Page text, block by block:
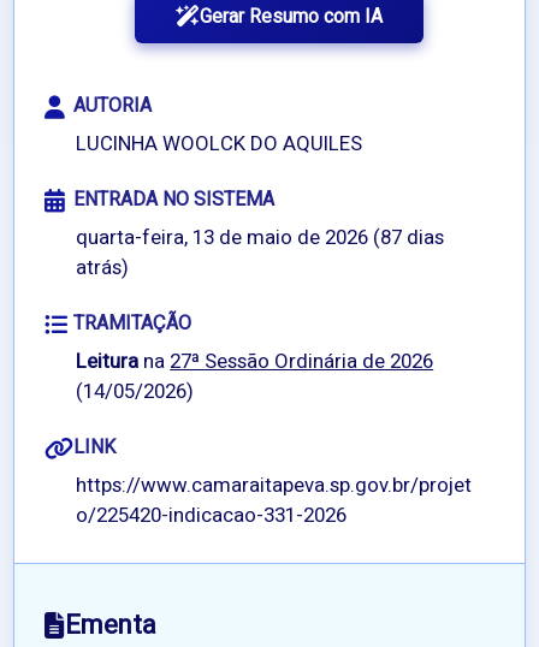
Gerar Resumo com IA
AUTORIA
LUCINHA WOOLCK DO AQUILES
ENTRADA NO SISTEMA
quarta-feira, 13 de maio de 2026 (87 dias
atrás)
TRAMITAÇÃO
Leitura na27ª Sessão Ordinária de 2026
(14/05/2026)
LINK
https://www.camaraitapeva.sp.gov.br/projet
o/225420-indicacao-331-2026
Ementa